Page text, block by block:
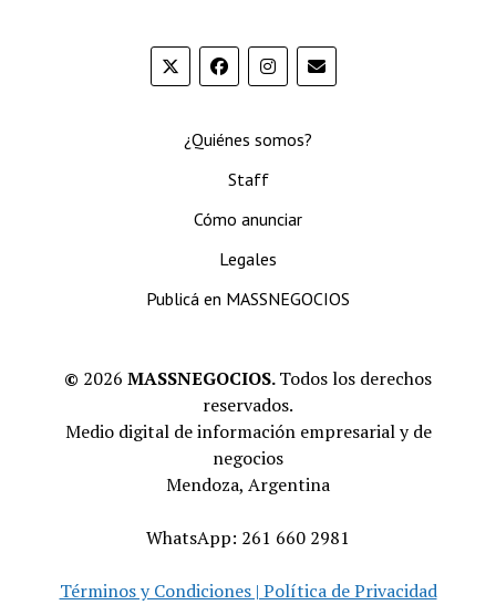
¿Quiénes somos?
Staff
Cómo anunciar
Legales
Publicá en MASSNEGOCIOS
© 2026 MASSNEGOCIOS.Todos los derechos
reservados.
Medio digital de información empresarial y de
negocios
Mendoza, Argentina
WhatsApp: 261 660 2981
Términos y Condiciones | Política de Privacidad